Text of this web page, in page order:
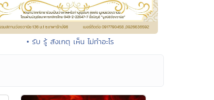
• รับ รู้ สังเกตุ เห็น ไม่ทำอะไร